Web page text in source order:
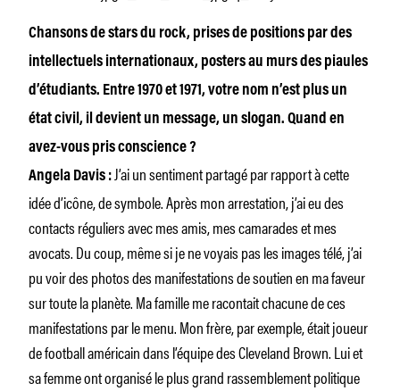
Chansons de stars du rock, prises de positions par des
intellectuels internationaux, posters au murs des piaules
d’étudiants. Entre 1970 et 1971, votre nom n’est plus un
état civil, il devient un message, un slogan. Quand en
avez-vous pris conscience ?
Angela Davis : J’ai un sentiment partagé par rapport à cette
idée d’icône, de symbole. Après mon arrestation, j’ai eu des
contacts réguliers avec mes amis, mes camarades et mes
avocats. Du coup, même si je ne voyais pas les images télé, j’ai
pu voir des photos des manifestations de soutien en ma faveur
sur toute la planète. Ma famille me racontait chacune de ces
manifestations par le menu. Mon frère, par exemple, était joueur
de football américain dans l’équipe des Cleveland Brown. Lui et
sa femme ont organisé le plus grand rassemblement politique